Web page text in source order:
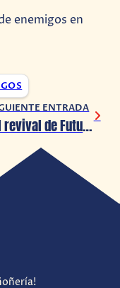
enemigos en
ENTRADA
¡El revival de Futurama lanza nuevo avance!